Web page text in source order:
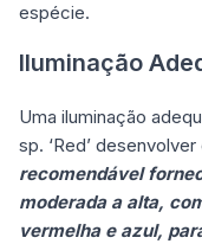
espécie.
Iluminação
Uma iluminação
sp. ‘Red’
recomendável
moderada a alta,
vermelha e azul,